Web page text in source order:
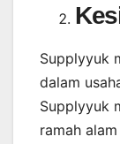
Supplyyuk
dalam
Supplyyuk
ramah